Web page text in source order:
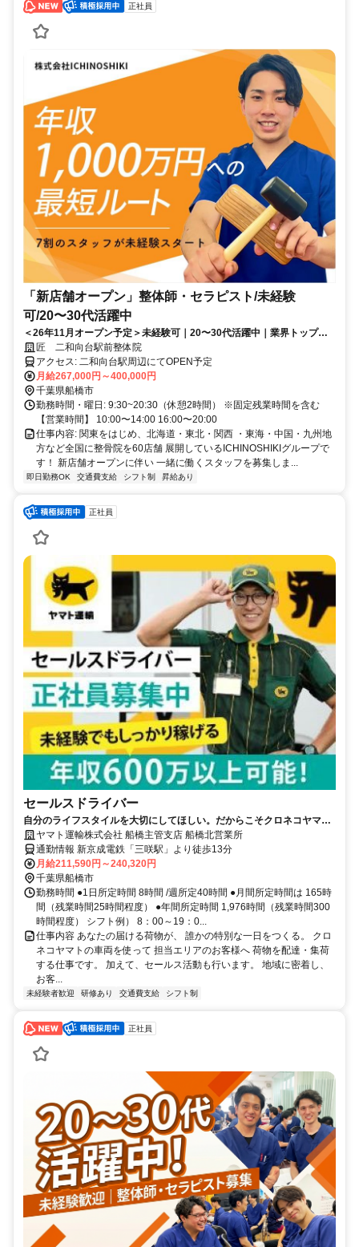
正社員
「新店舗オープン」整体師・セラピスト/未経験
可/20〜30代活躍中
＜26年11月オープン予定＞未経験可｜20〜30代活躍中｜業界トップレ
ベルの給与水準｜初回ボーナス80万円・賞与500万円の支給実績あり
匠 二和向台駅前整体院
アクセス: 二和向台駅周辺にてOPEN予定
月給267,000円～400,000円
千葉県船橋市
勤務時間・曜日: 9:30~20:30（休憩2時間） ※固定残業時間を含む
【営業時間】 10:00〜14:00 16:00〜20:00
仕事内容: 関東をはじめ、北海道・東北・関西 ・東海・中国・九州地
方など全国に整骨院を60店舗 展開しているICHINOSHIKIグループで
す！ 新店舗オープンに伴い 一緒に働くスタッフを募集しま...
即日勤務OK 交通費支給 シフト制 昇給あり
正社員
セールスドライバー
自分のライフスタイルを大切にしてほしい。だからこそクロネコヤマト
は収入も休日も充実
ヤマト運輸株式会社 船橋主管支店 船橋北営業所
通勤情報 新京成電鉄「三咲駅」より徒歩13分
月給211,590円～240,320円
千葉県船橋市
勤務時間 ●1日所定時間 8時間 /週所定40時間 ●月間所定時間は 165時
間（残業時間25時間程度） ●年間所定時間 1,976時間（残業時間300
時間程度） シフト例） 8：00～19：0...
仕事内容 あなたの届ける荷物が、 誰かの特別な一日をつくる。 クロ
ネコヤマトの車両を使って 担当エリアのお客様へ 荷物を配達・集荷
する仕事です。 加えて、セールス活動も行います。 地域に密着し、
お客...
未経験者歓迎 研修あり 交通費支給 シフト制
正社員